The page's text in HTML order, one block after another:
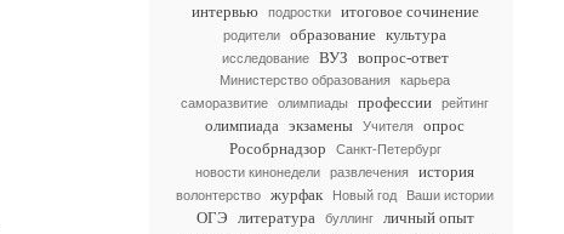
интервью
подростки итоговое сочинение
родители образование культура
исследование ВУЗ вопрос-ответ
Министерство образования
карьера
саморазвитие
олимпиады профессии рейтинг
олимпиада экзамены Учителя
опрос
Рособрнадзор
Санкт-Петербург
новости кинонедели
развлечения история
волонтерство журфак Новый год Ваши истории
ОГЭ литература буллинг личный опыт